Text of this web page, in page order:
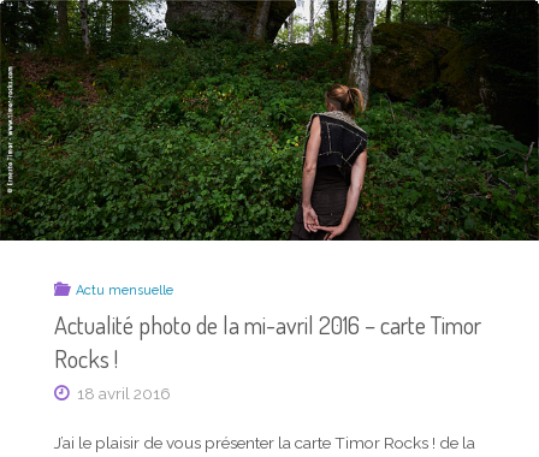
–
CARTE
TIMOR
ROCKS
!"
Actu mensuelle
Actualité photo de la mi-avril 2016 – carte Timor
Rocks !
18 avril 2016
J’ai le plaisir de vous présenter la carte Timor Rocks ! de la